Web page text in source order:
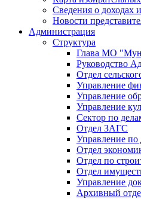
Сведения о доходах
Новости
Администрация
Структура
Глава МО
Руководство
Отдел
Управление
Управление
Управление
Сектор по
Отдел ЗАГС
Управление
Отдел
Отдел по
Отдел
Управление
Архивный